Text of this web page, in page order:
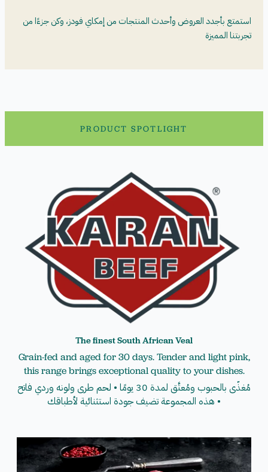
استمتع بأجدد العروض وأحدث المنتجات من إمكاي فودز، وكن جزءًا من
تجربتنا المميزة
PRODUCT SPOTLIGHT
The finest South African Veal
Grain-fed and aged for 30 days. Tender and light pink,
this range brings exceptional quality to your dishes.
مُغذّى بالحبوب ومُعتَّق لمدة 30 يومًا • لحم طري ولونه وردي فاتح
• هذه المجموعة تضيف جودة استثنائية لأطباقك